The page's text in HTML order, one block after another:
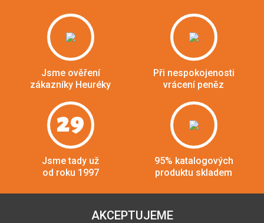
Jsme ověření
zákazníky Heuréky
Při nespokojenosti
vrácení peněz
29
Jsme tady už
od roku 1997
95% katalogových
produktu skladem
AKCEPTUJEME